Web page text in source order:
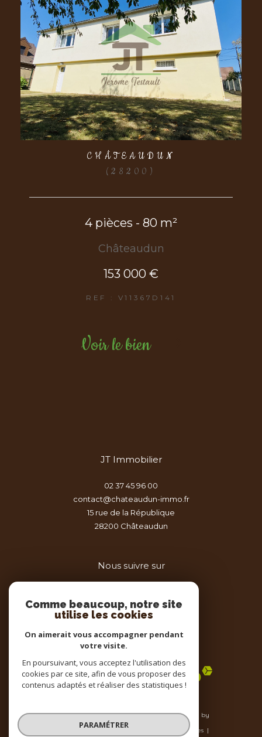
CHÂTEAUDUN
(28200)
4 pièces - 80 m²
Châteaudun
153 000 €
REF : V11367D141
Voir le bien
JT Immobilier
02 37 45 96 00
contact@chateaudun-immo.fr
15 rue de la République
28200
châteaudun
Nous suivre sur
Adhérents
© 2026 | Tous droits réservés | Traduction powered by
Google |
Nos honoraires
Plan du site
Mentions légales
Comme beaucoup, notre site
utilise les cookies
On aimerait vous accompagner pendant
votre visite.
En poursuivant, vous acceptez l'utilisation des
cookies par ce site, afin de vous proposer des
contenus adaptés et réaliser des statistiques !
PARAMÉTRER